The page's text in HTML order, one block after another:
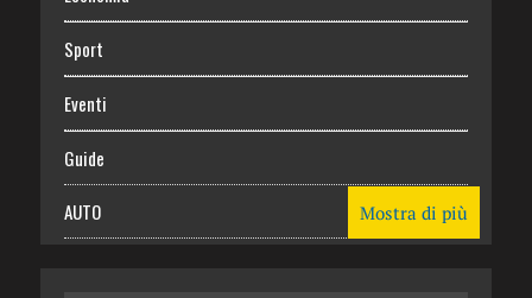
Sport
Eventi
Guide
AUTO Mostra di più